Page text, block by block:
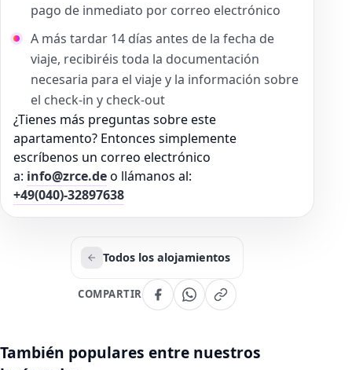
pago de inmediato por correo electrónico
A más tardar 14 días antes de la fecha de
viaje, recibiréis toda la documentación
necesaria para el viaje y la información sobre
el check-in y check-out
¿Tienes más preguntas sobre este
apartamento? Entonces simplemente
escríbenos un correo electrónico
a: info@zrce.deo llámanos al:
+49(040)-32897638
Todos los alojamientos
COMPARTIR
También populares entre nuestros